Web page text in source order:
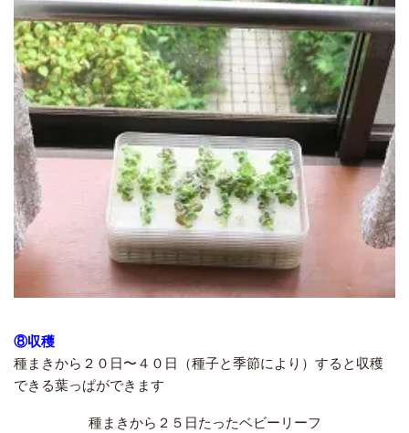
⑧収穫
種まきから２０日〜４０日（種子と季節により）すると収穫
できる葉っぱができます
種まきから２５日たったベビーリーフ